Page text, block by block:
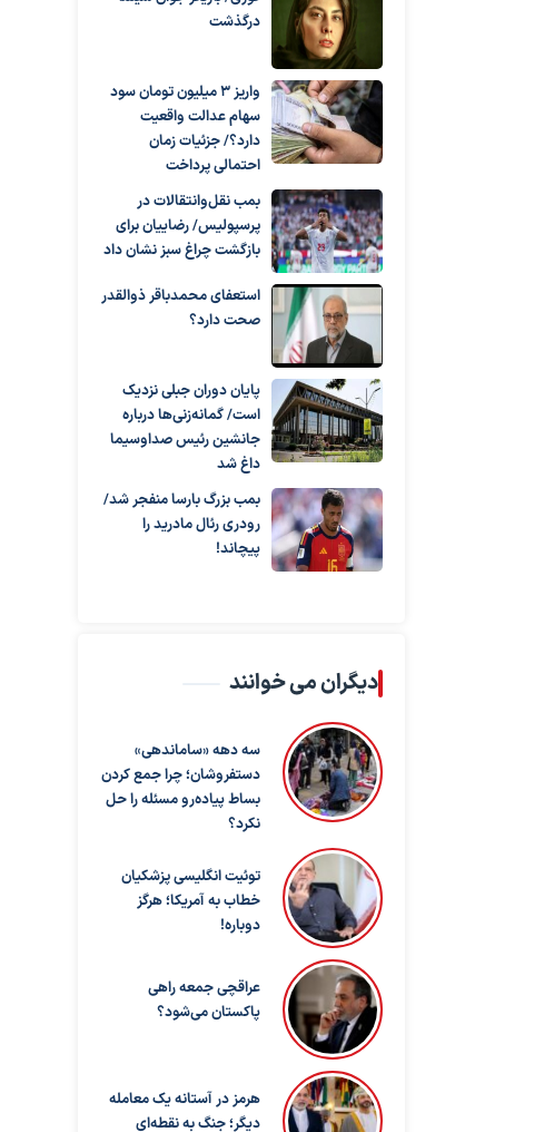
درگذشت
واریز ۳ میلیون تومان سود
سهام عدالت واقعیت
دارد؟/ جزئیات زمان
احتمالی پرداخت
بمب نقل‌وانتقالات در
پرسپولیس/ رضاییان برای
بازگشت چراغ سبز نشان داد
استعفای محمدباقر ذوالقدر
صحت دارد؟
پایان دوران جبلی نزدیک
است/ گمانه‌زنی‌ها درباره
جانشین رئیس صداوسیما
داغ شد
بمب بزرگ بارسا منفجر شد/
رودری رئال مادرید را
پیچاند!
دیگران می خوانند
سه دهه «ساماندهی»
دستفروشان؛ چرا جمع کردن
بساط پیاده‌رو مسئله را حل
نکرد؟
توئیت انگلیسی پزشکیان
خطاب به آمریکا؛ هرگز
دوباره!
عراقچی جمعه راهی
پاکستان می‌شود؟
هرمز در آستانه یک معامله
دیگر؛ جنگ به نقطه‌ای